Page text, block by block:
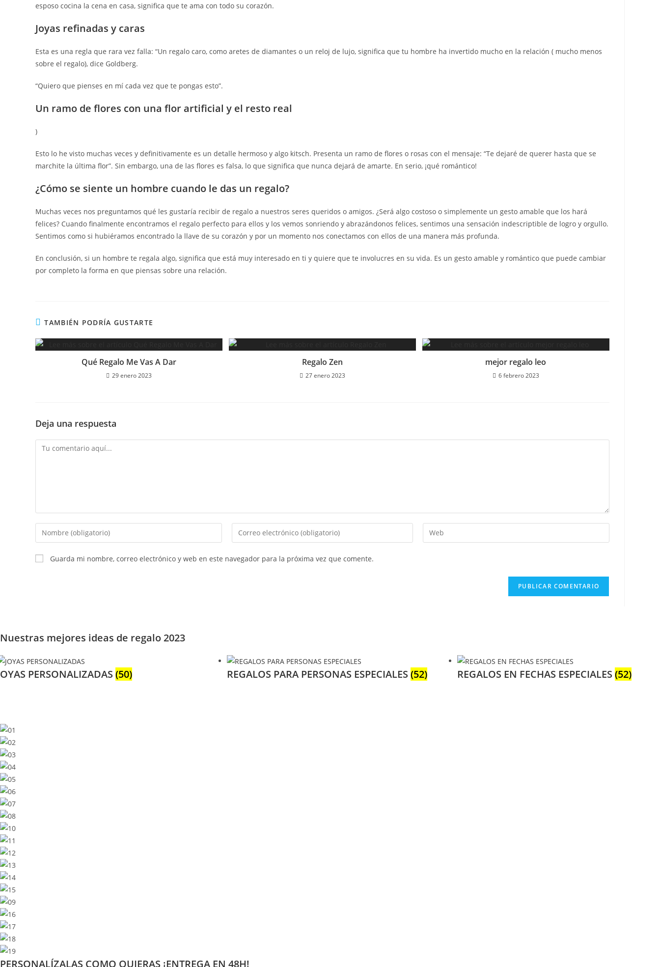
esposo cocina la cena en casa, significa que te ama con todo su corazón.
Joyas refinadas y caras
Esta es una regla que rara vez falla: “Un regalo caro, como aretes de diamantes o un reloj de lujo, significa que tu hombre ha invertido mucho en la relación ( mucho menos
sobre el regalo), dice Goldberg.
“Quiero que pienses en mí cada vez que te pongas esto”.
Un ramo de flores con una flor artificial y el resto real
)
Esto lo he visto muchas veces y definitivamente es un detalle hermoso y algo kitsch. Presenta un ramo de flores o rosas con el mensaje: “Te dejaré de querer hasta que se
marchite la última flor”. Sin embargo, una de las flores es falsa, lo que significa que nunca dejará de amarte. En serio, ¡qué romántico!
¿Cómo se siente un hombre cuando le das un regalo?
Muchas veces nos preguntamos qué les gustaría recibir de regalo a nuestros seres queridos o amigos. ¿Será algo costoso o simplemente un gesto amable que los hará
felices? Cuando finalmente encontramos el regalo perfecto para ellos y los vemos sonriendo y abrazándonos felices, sentimos una sensación indescriptible de logro y orgullo.
Sentimos como si hubiéramos encontrado la llave de su corazón y por un momento nos conectamos con ellos de una manera más profunda.
En conclusión, si un hombre te regala algo, significa que está muy interesado en ti y quiere que te involucres en su vida. Es un gesto amable y romántico que puede cambiar
por completo la forma en que piensas sobre una relación.
TAMBIÉN PODRÍA GUSTARTE
Qué Regalo Me Vas A Dar
29 enero 2023
Regalo Zen
27 enero 2023
mejor regalo leo
6 febrero 2023
Deja una respuesta
Comentario
Introduce
tu
nombre
o
Introduce
tu
Introduce
la
Guarda mi nombre, correo electrónico y web en este navegador para la próxima vez que comente.
Nuestras mejores ideas de regalo 2023
PERSONALIZADAS (50) REGALOS PARA PERSONAS ESPECIALES(52) REGALOS EN FECHAS ESPECIALES(52)
PERSONALÍZALAS COMO QUIERAS ¡ENTREGA EN 48H!